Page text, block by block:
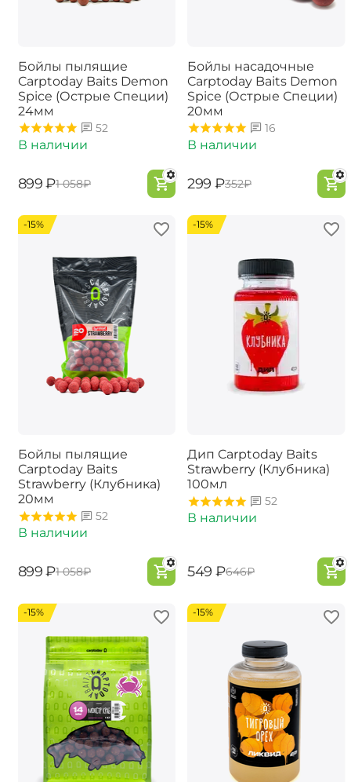
Бойлы пылящие
Carptoday Baits Demon
Spice (Острые Специи)
24мм
52
В наличии
‍899‍ ₽‍1 058‍₽
Бойлы насадочные
Carptoday Baits Demon
Spice (Острые Специи)
20мм
16
В наличии
‍299‍ ₽‍352‍₽
-15%
Бойлы пылящие
Carptoday Baits
Strawberry (Клубника)
20мм
52
В наличии
‍899‍ ₽‍1 058‍₽
-15%
Дип Carptoday Baits
Strawberry (Клубника)
100мл
52
В наличии
‍549‍ ₽‍646‍₽
-15% -15%